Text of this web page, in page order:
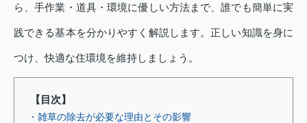
ら、手作業・道具・環境に優しい方法まで、誰でも簡単に実
践できる基本を分かりやすく解説します。正しい知識を身に
つけ、快適な住環境を維持しましょう。
【目次】
・雑草の除去が必要な理由とその影響